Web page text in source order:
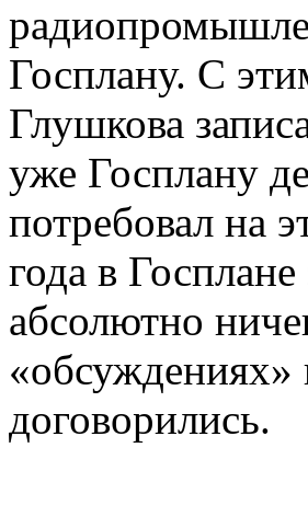
Госплану. С
Глушкова
уже Госплану
потребовал на
года в
абсолютно
«обсуждениях»
договорились.